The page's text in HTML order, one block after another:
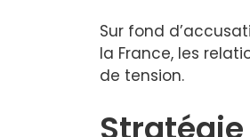
Sur fond
la France, les
de tension.